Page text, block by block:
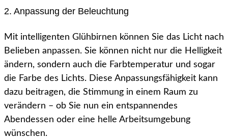
2. Anpassung der Beleuchtung
Mit intelligenten Glühbirnen können Sie das Licht nach
Belieben anpassen. Sie können nicht nur die Helligkeit
ändern, sondern auch die Farbtemperatur und sogar
die Farbe des Lichts. Diese Anpassungsfähigkeit kann
dazu beitragen, die Stimmung in einem Raum zu
verändern – ob Sie nun ein entspannendes
Abendessen oder eine helle Arbeitsumgebung
wünschen.